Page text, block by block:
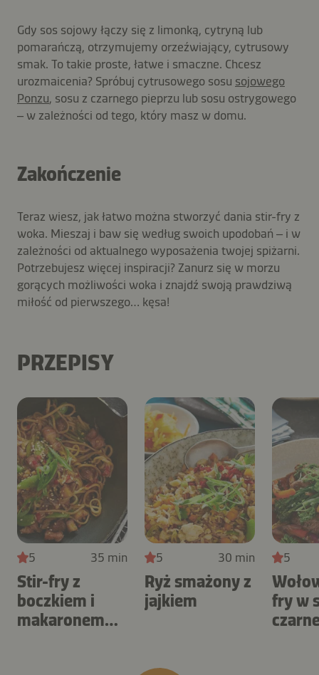
Gdy sos sojowy łączy się z limonką, cytryną lub
pomarańczą, otrzymujemy orzeźwiający, cytrusowy
smak. To takie proste, łatwe i smaczne. Chcesz
urozmaicenia? Spróbuj cytrusowego sosu sojowego
Ponzu, sosu z czarnego pieprzu lub sosu ostrygowego
– w zależności od tego, który masz w domu.
Zakończenie
Teraz wiesz, jak łatwo można stworzyć dania stir-fry z
woka. Mieszaj i baw się według swoich upodobań – i w
zależności od aktualnego wyposażenia twojej spiżarni.
Potrzebujesz więcej inspiracji? Zanurz się w morzu
gorących możliwości woka i znajdź swoją prawdziwą
miłość od pierwszego… kęsa!
PRZEPISY
5 35 min
Stir-fry z
boczkiem i
makaronem
5 30 min
Ryż smażony z
jajkiem
5
fry w